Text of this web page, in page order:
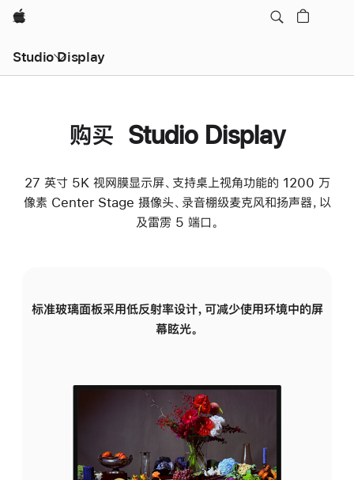
Apple
Studio Display
购买 Studio Display
27 英寸 5K 视网膜显示屏、支持桌上视角功能的 1200 万
像素 Center Stage 摄像头、录音棚级麦克风和扬声器，以
及雷雳 5 端口。
标准玻璃面板采用低反射率设计，可减少使用环境中的屏
幕眩光。